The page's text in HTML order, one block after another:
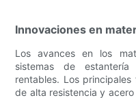
Innovaciones en
Los avances en los
sistemas de
rentables. Los
de alta resistencia y